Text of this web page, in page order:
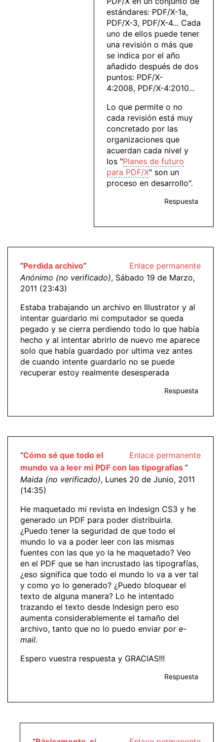
estándares: PDF/X-1a,
PDF/X-3, PDF/X-4... Cada
uno de ellos puede tener
una revisión o más que
se indica por el año
añadido después de dos
puntos: PDF/X-
4:2008, PDF/X-4:2010...
Lo que permite o no
cada revisión está muy
concretado por las
organizaciones que
acuerdan cada nivel y
los "Planes de futuro
para PDF/X" son un
proceso en desarrollo".
Respuesta
Enlace permanente
“Perdida archivo”
Anónimo (no verificado), Sábado 19 de Marzo,
2011 (23:43)
Estaba trabajando un archivo en Illustrator y al
intentar guardarlo mi computador se queda
pegado y se cierra perdiendo todo lo que había
hecho y al intentar abrirlo de nuevo me aparece
solo que había guardado por ultima vez antes
de cuando intente guardarlo no se puede
recuperar estoy realmente desesperada
Respuesta
Enlace permanente
“Cómo sé que todo el
mundo va a leer mi PDF con las tipografías ”
Maida (no verificado), Lunes 20 de Junio, 2011
(14:35)
He maquetado mi revista en Indesign CS3 y he
generado un PDF para poder distribuirla.
¿Puedo tener la seguridad de que todo el
mundo lo va a poder leer con las mismas
fuentes con las que yo la he maquetado? Veo
en el PDF que se han incrustado las tipografías,
¿eso significa que todo el mundo lo va a ver tal
y como yo lo generado? ¿Puedo bloquear el
texto de alguna manera? Lo he intentado
trazando el texto desde Indesign pero eso
aumenta considerablemente el tamaño del
archivo, tanto que no lo puedo enviar por e-
mail.
Espero vuestra respuesta y GRACIAS!!!
Respuesta